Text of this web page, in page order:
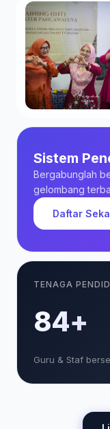
Sistem
Bergabunglah
gelombang
Daftar
TENAGA
85+
Guru & Staf